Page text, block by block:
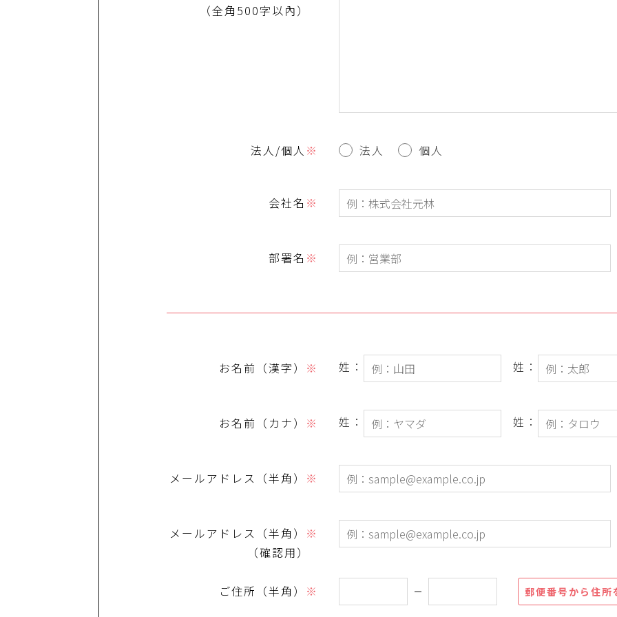
（全角500字以內）
法人/個人 ※ 法人 個人
会社名 ※
部署名 ※
お名前（漢字） ※ 姓： 姓：
お名前（カナ） ※ 姓： 姓：
メールアドレス（半角） ※
メールアドレス（半角） ※
（確認用）
ご住所（半角） ※ 郵便番号から住所